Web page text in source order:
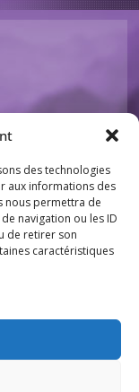
des technologies
aux informations des
nous permettra de
navigation ou les ID
de retirer son
caractéristiques